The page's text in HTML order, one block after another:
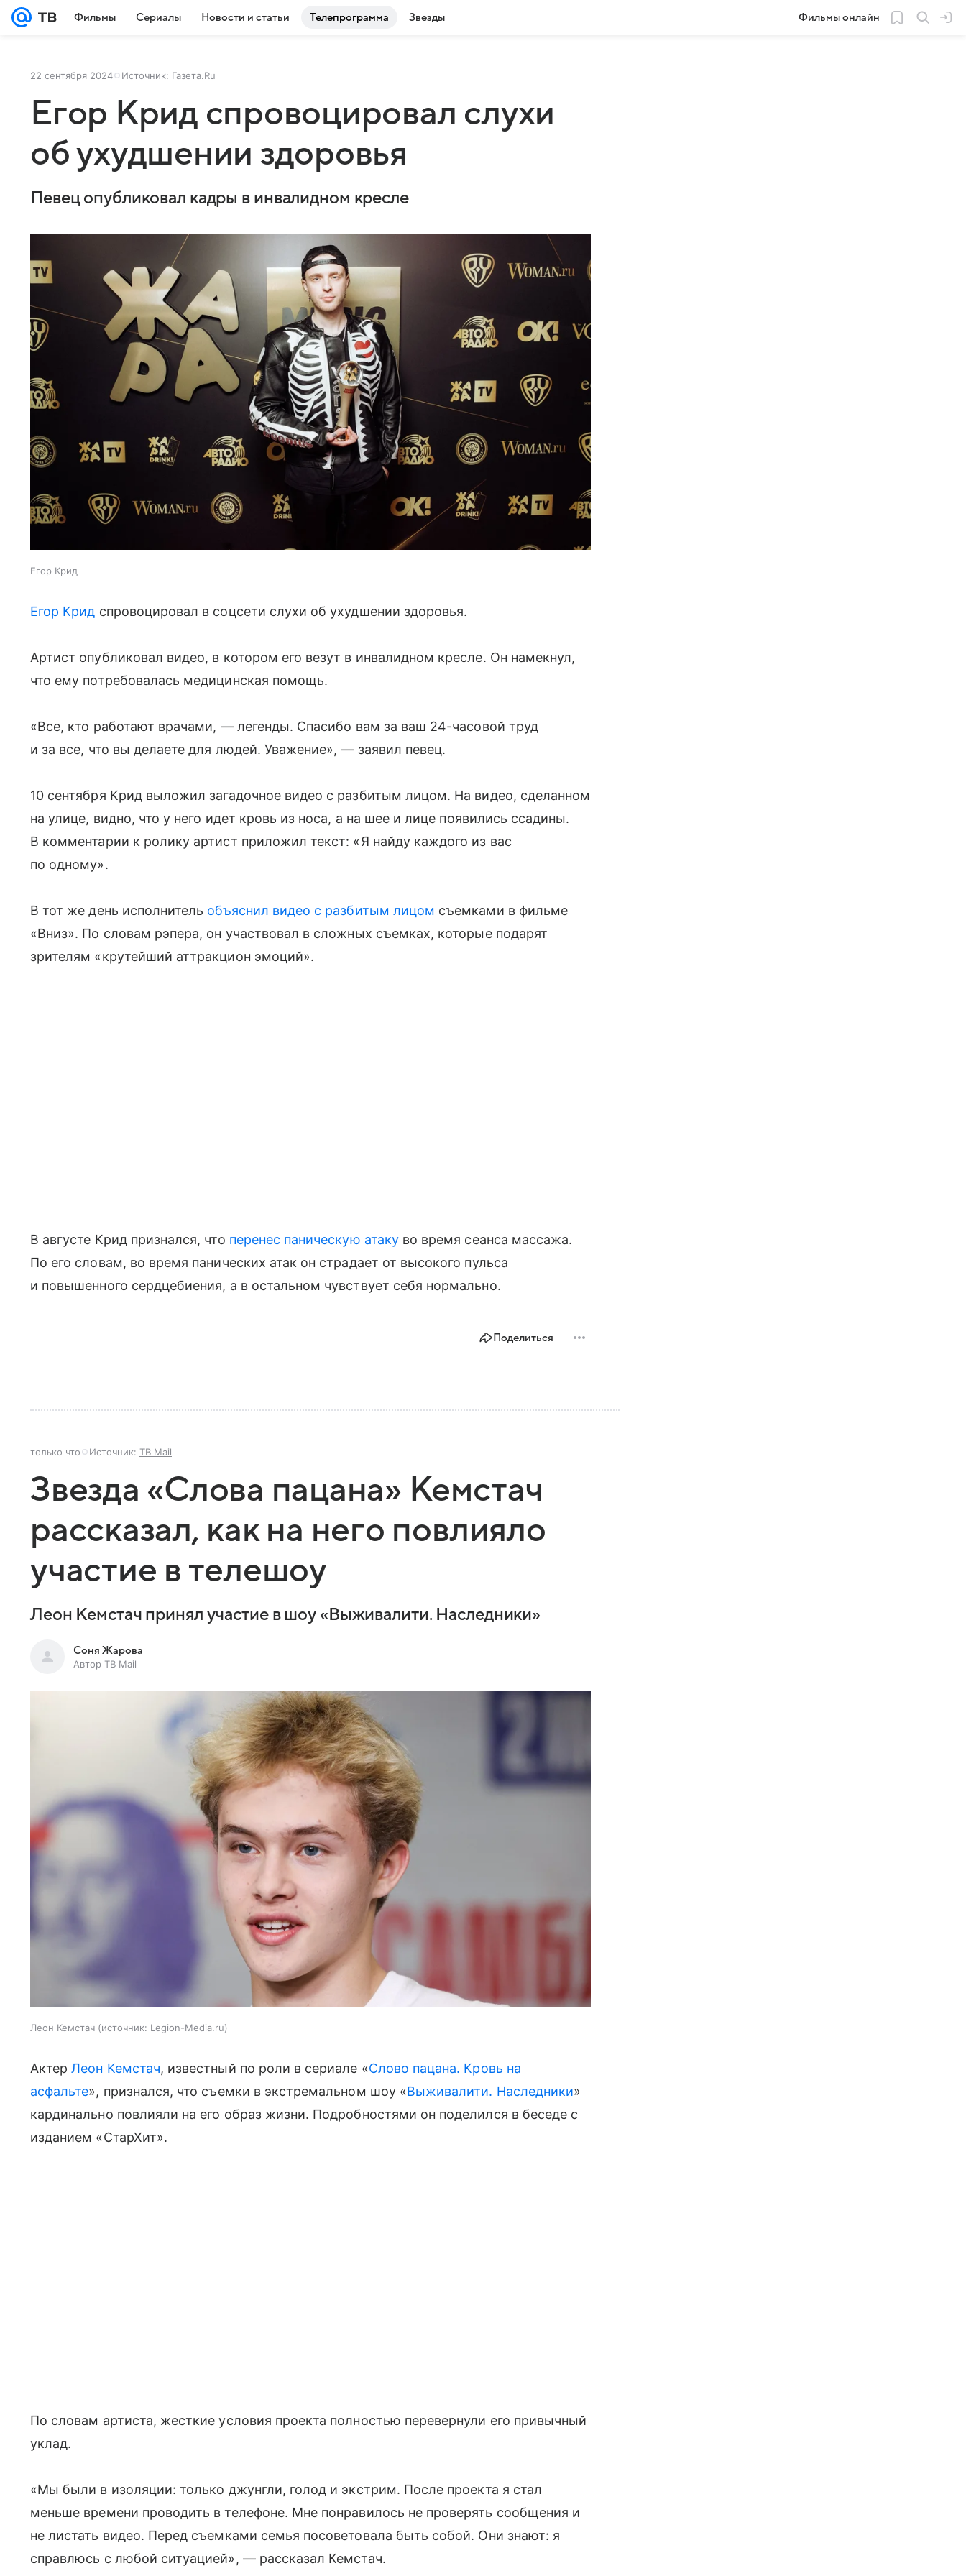
Фильмы Сериалы Новости и статьи Телепрограмма Звезды Фильмы онлайн
22 сентября 2024 Источник: Газета.Ru
Егор Крид спровоцировал слухи
об ухудшении здоровья
Певец опубликовал кадры в инвалидном кресле
Егор Крид
Егор Крид спровоцировал в соцсети слухи об ухудшении здоровья.
Артист опубликовал видео, в котором его везут в инвалидном кресле. Он намекнул,
что ему потребовалась медицинская помощь.
«Все, кто работают врачами, — легенды. Спасибо вам за ваш 24-часовой труд
и за все, что вы делаете для людей. Уважение», — заявил певец.
10 сентября Крид выложил загадочное видео с разбитым лицом. На видео, сделанном
на улице, видно, что у него идет кровь из носа, а на шее и лице появились ссадины.
В комментарии к ролику артист приложил текст: «Я найду каждого из вас
по одному».
В тот же день исполнитель объяснил видео с разбитым лицом съемками в фильме
«Вниз». По словам рэпера, он участвовал в сложных съемках, которые подарят
зрителям «крутейший аттракцион эмоций».
В августе Крид признался, что перенес паническую атакуво время сеанса массажа.
По его словам, во время панических атак он страдает от высокого пульса
и повышенного сердцебиения, а в остальном чувствует себя нормально.
Поделиться
только что Источник: ТВ Mail
Звезда «Слова пацана» Кемстач
рассказал, как на него повлияло
участие в телешоу
Леон Кемстач принял участие в шоу «Выживалити. Наследники»
Соня Жарова
Автор ТВ Mail
Леон Кемстач источник: Legion-Media.ru
АктерЛеон Кемстач, известный по роли в сериале «Слово пацана. Кровь на
асфальте», признался, что съемки в экстремальном шоу «Выживалити. Наследники»
кардинально повлияли на его образ жизни. Подробностями он поделился в беседе с
изданием «СтарХит».
По словам артиста, жесткие условия проекта полностью перевернули его привычный
уклад.
«Мы были в изоляции: только джунгли, голод и экстрим. После проекта я стал
меньше времени проводить в телефоне. Мне понравилось не проверять сообщения и
не листать видео. Перед съемками семья посоветовала быть собой. Они знают: я
справлюсь с любой ситуацией», — рассказал Кемстач.